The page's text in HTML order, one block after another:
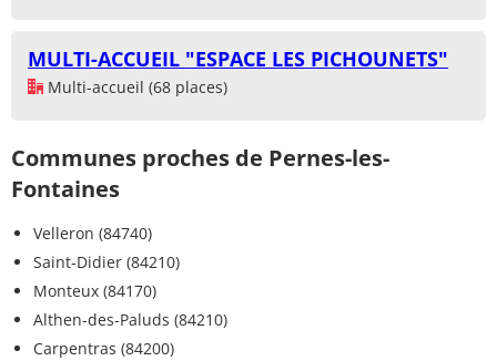
MULTI-ACCUEIL "ESPACE LES PICHOUNETS"
Multi-accueil (68 places)
Communes proches de Pernes-les-
Fontaines
Velleron (84740)
Saint-Didier (84210)
Monteux (84170)
Althen-des-Paluds (84210)
Carpentras (84200)